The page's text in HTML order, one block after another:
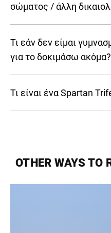
σώματος / άλλη
Τι εάν δεν είμαι
για το δοκιμάσω ακόμα?
Τι είναι ένα Spartan
OTHER WAYS TO